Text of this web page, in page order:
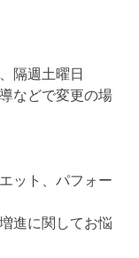
隔週土曜日
などで変更の場
ット、パフォー
進に関してお悩